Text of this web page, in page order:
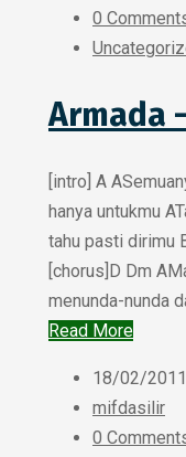
0
Armada
[intro] A
hanya untukmu
tahu pasti dirimu
[chorus]D Dm
menunda-nunda
Read More
18/02/2011
mifdasilir
0